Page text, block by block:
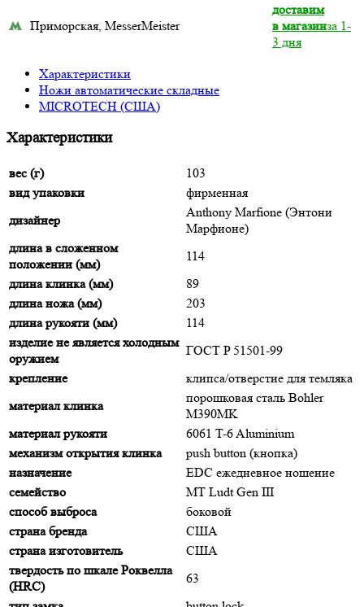
Приморская, MesserMeister
доставим
в магазинза 1-
3 дня
Характеристики
Ножи автоматические складные
MICROTECH (США)
Характеристики
вес (г)
103
вид упаковки
фирменная
дизайнер
Anthony Marfione (Энтони
Марфионе)
длина в сложенном
положении (мм)
114
длина клинка (мм)
89
длина ножа (мм)
203
длина рукояти (мм)
114
изделие не является холодным
оружием
ГОСТ P 51501-99
крепление
клипса/отверстие для темляка
материал клинка
порошковая сталь Bohler
M390MK
материал рукояти
6061 T-6 Aluminium
механизм открытия клинка
push button (кнопка)
назначение
EDC ежедневное ношение
семейство
MT Ludt Gen III
способ выброса
боковой
страна бренда
США
страна изготовитель
США
твердость по шкале Роквелла
(HRC)
63